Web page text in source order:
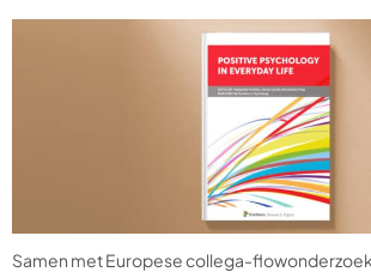
Samen met Europese collega-